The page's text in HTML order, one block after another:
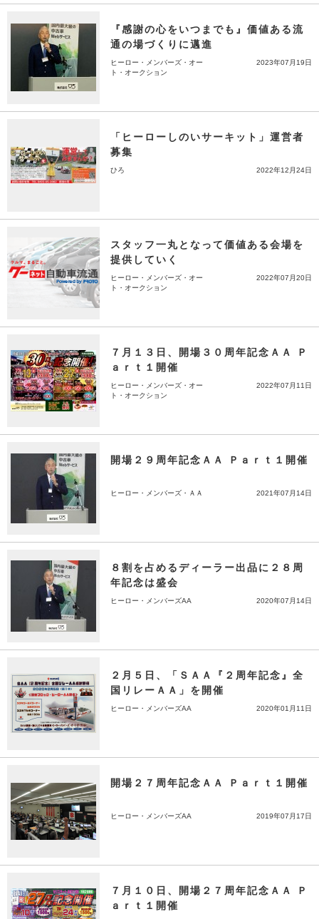
『感謝の心をいつまでも』価値ある流
通の場づくりに邁進
ヒーロー・メンバーズ・オー
ト・オークション
2023年07月19日
「ヒーローしのいサーキット」運営者
募集
ひろ 2022年12月24日
スタッフ一丸となって価値ある会場を
提供していく
ヒーロー・メンバーズ・オー
ト・オークション
2022年07月20日
７月１３日、開場３０周年記念ＡＡ Ｐ
ａｒｔ１開催
ヒーロー・メンバーズ・オー
ト・オークション
2022年07月11日
開場２９周年記念ＡＡ Ｐａｒｔ１開催
ヒーロー・メンバーズ・ＡＡ 2021年07月14日
８割を占めるディーラー出品に２８周
年記念は盛会
ヒーロー・メンバーズAA 2020年07月14日
２月５日、「ＳＡＡ『２周年記念』全
国リレーＡＡ」を開催
ヒーロー・メンバーズAA 2020年01月11日
開場２７周年記念ＡＡ Ｐａｒｔ１開催
ヒーロー・メンバーズAA 2019年07月17日
７月１０日、開場２７周年記念ＡＡ Ｐ
ａｒｔ１開催